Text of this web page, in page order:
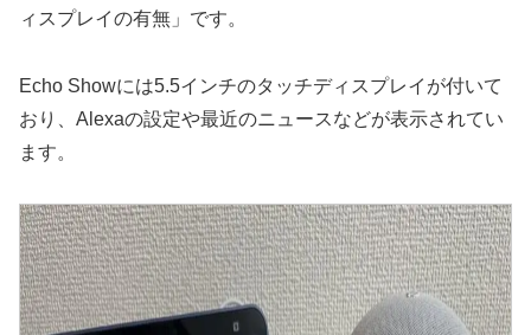
ィスプレイの有無」です。
Echo Showには5.5インチのタッチディスプレイが付いて
おり、Alexaの設定や最近のニュースなどが表示されてい
ます。